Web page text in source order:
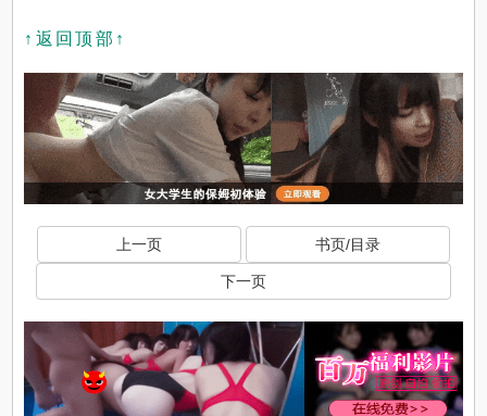
↑返回顶部↑
上一页 书页/目录
下一页